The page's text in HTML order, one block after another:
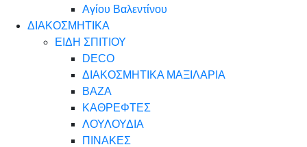
Αγίου Βαλεντίνου
ΔΙΑΚΟΣΜΗΤΙΚΑ
ΕΙΔΗ ΣΠΙΤΙΟΥ
DECO
ΔΙΑΚΟΣΜΗΤΙΚΑ ΜΑΞΙΛΑΡΙΑ
ΒΑΖΑ
ΚΑΘΡΕΦΤΕΣ
ΛΟΥΛΟΥΔΙΑ
ΠΙΝΑΚΕΣ